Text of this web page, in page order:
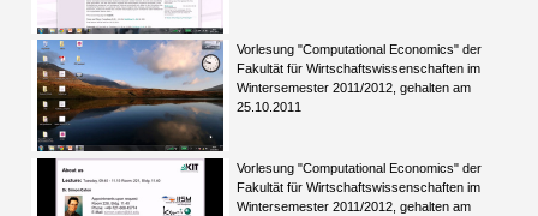
Vorlesung "Computational Economics" der
Fakultät für Wirtschaftswissenschaften im
Wintersemester 2011/2012, gehalten am
25.10.2011
Vorlesung "Computational Economics" der
Fakultät für Wirtschaftswissenschaften im
Wintersemester 2011/2012, gehalten am